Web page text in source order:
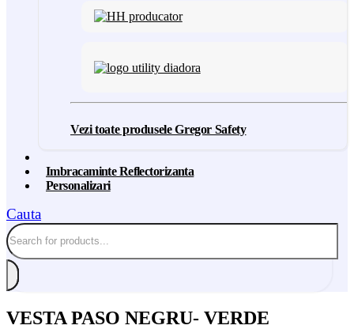
Vezi toate produsele Gregor Safety
Imbracaminte Reflectorizanta
Personalizari
Cauta
VESTA PASO NEGRU- VERDE